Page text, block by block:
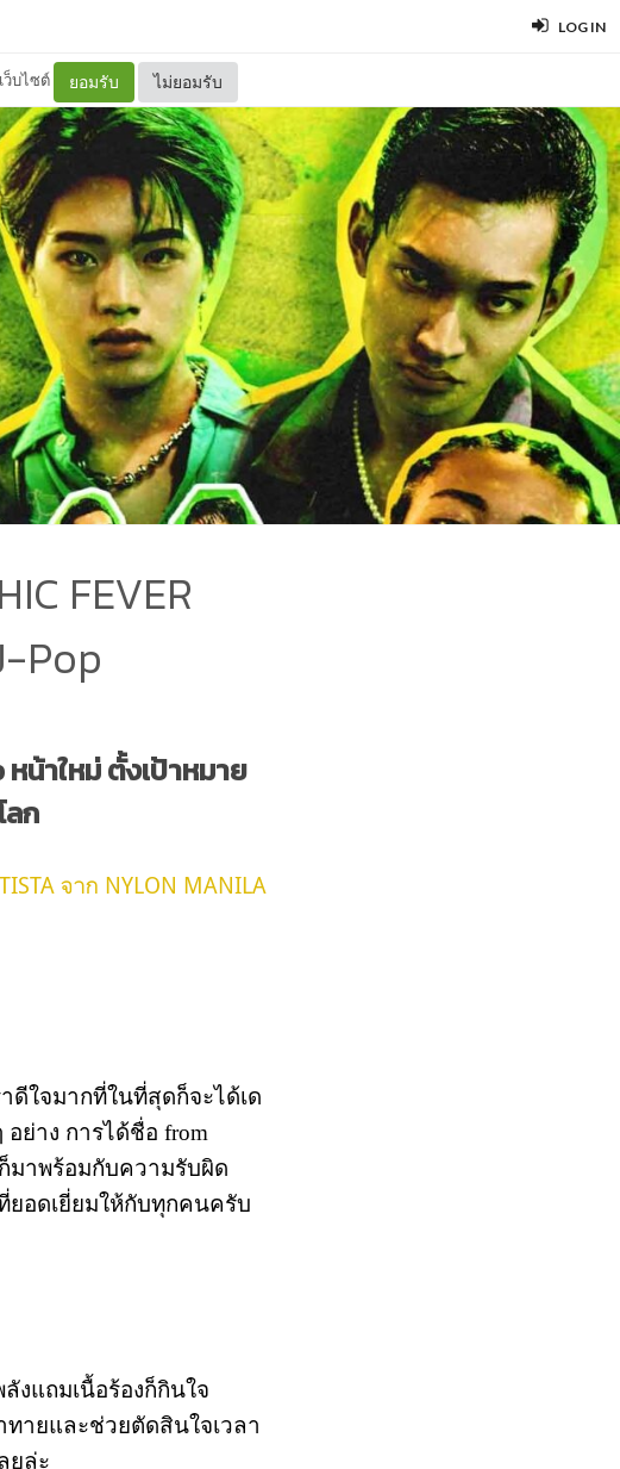
LOG IN
ว็บไซต์ ยอมรับ ไม่ยอมรับ
FEVER
Pop
หน้าใหม่ ตั้งเป้าหมาย
ลก
จาก NYLON MANILA
ดีใจมากที่ในที่สุดก็จะได้เด
ย่าง การได้ชื่อ from
มาพร้อมกับความรับผิด
ยอดเยี่ยมให้กับทุกคนครับ
ลังแถมเนื้อร้องก็กินใจ
ายและช่วยตัดสินใจเวลา
ยล่ะ